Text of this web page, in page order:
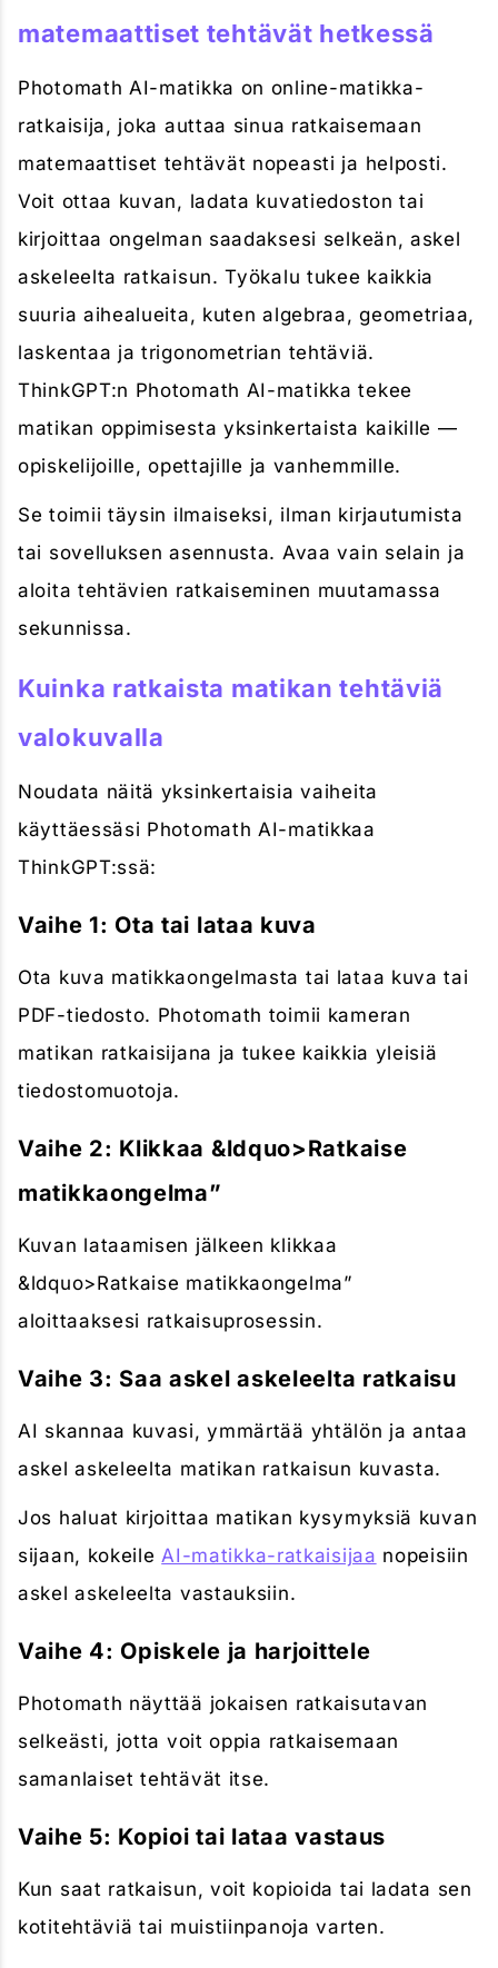
matemaattiset tehtävät hetkessä
Photomath AI-matikka on online-matikka-
ratkaisija, joka auttaa sinua ratkaisemaan
matemaattiset tehtävät nopeasti ja helposti.
Voit ottaa kuvan, ladata kuvatiedoston tai
kirjoittaa ongelman saadaksesi selkeän, askel
askeleelta ratkaisun. Työkalu tukee kaikkia
suuria aihealueita, kuten algebraa, geometriaa,
laskentaa ja trigonometrian tehtäviä.
ThinkGPT:n Photomath AI-matikka tekee
matikan oppimisesta yksinkertaista kaikille —
opiskelijoille, opettajille ja vanhemmille.
Se toimii täysin ilmaiseksi, ilman kirjautumista
tai sovelluksen asennusta. Avaa vain selain ja
aloita tehtävien ratkaiseminen muutamassa
sekunnissa.
Kuinka ratkaista matikan tehtäviä
valokuvalla
Noudata näitä yksinkertaisia vaiheita
käyttäessäsi Photomath AI-matikkaa
ThinkGPT:ssä:
Vaihe 1: Ota tai lataa kuva
Ota kuva matikkaongelmasta tai lataa kuva tai
PDF-tiedosto. Photomath toimii kameran
matikan ratkaisijana ja tukee kaikkia yleisiä
tiedostomuotoja.
Vaihe 2: Klikkaa &ldquo>Ratkaise
matikkaongelma”
Kuvan lataamisen jälkeen klikkaa
&ldquo>Ratkaise matikkaongelma”
aloittaaksesi ratkaisuprosessin.
Vaihe 3: Saa askel askeleelta ratkaisu
AI skannaa kuvasi, ymmärtää yhtälön ja antaa
askel askeleelta matikan ratkaisun kuvasta.
Jos haluat kirjoittaa matikan kysymyksiä kuvan
sijaan, kokeileAI-matikka-ratkaisijaa nopeisiin
askel askeleelta vastauksiin.
Vaihe 4: Opiskele ja harjoittele
Photomath näyttää jokaisen ratkaisutavan
selkeästi, jotta voit oppia ratkaisemaan
samanlaiset tehtävät itse.
Vaihe 5: Kopioi tai lataa vastaus
Kun saat ratkaisun, voit kopioida tai ladata sen
kotitehtäviä tai muistiinpanoja varten.